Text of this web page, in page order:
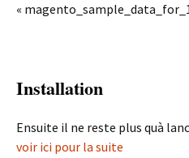
«
Installation
Ensuite il ne reste plus quà
voir ici pour la suite